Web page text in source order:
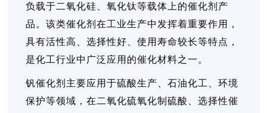
负载于二氧化硅、氧化钛等载体上的催化剂产
品。该类催化剂在工业生产中发挥着重要作用，
具有活性高、选择性好、使用寿命较长等特点，
是化工行业中广泛应用的催化材料之一。
钒催化剂主要应用于硫酸生产、石油化工、环境
保护等领域，在二氧化硫氧化制硫酸、选择性催